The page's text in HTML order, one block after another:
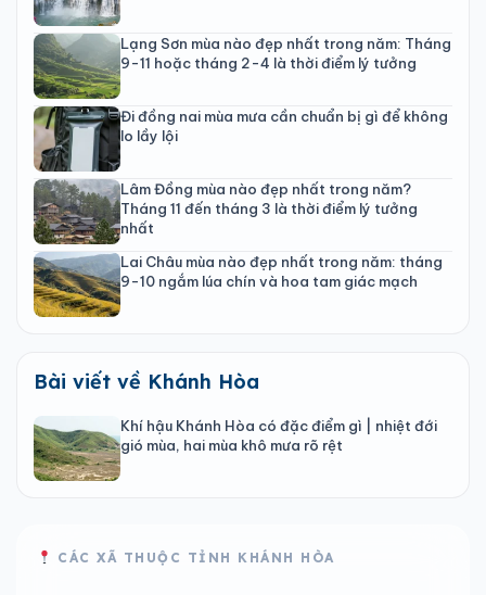
Lạng Sơn mùa nào đẹp nhất trong năm: Tháng
9-11 hoặc tháng 2-4 là thời điểm lý tưởng
Đi đồng nai mùa mưa cần chuẩn bị gì để không
lo lầy lội
Lâm Đồng mùa nào đẹp nhất trong năm?
Tháng 11 đến tháng 3 là thời điểm lý tưởng
nhất
Lai Châu mùa nào đẹp nhất trong năm: tháng
9-10 ngắm lúa chín và hoa tam giác mạch
Bài viết về Khánh Hòa
Khí hậu Khánh Hòa có đặc điểm gì | nhiệt đới
gió mùa, hai mùa khô mưa rõ rệt
CÁC XÃ THUỘC TỈNH KHÁNH HÒA